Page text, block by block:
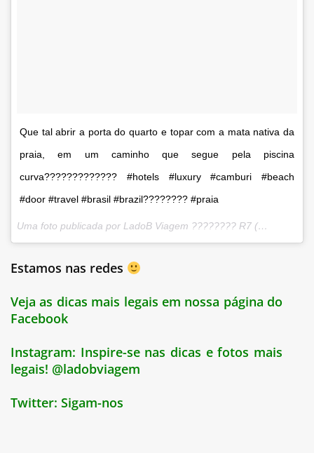
Que tal abrir a porta do quarto e topar com a mata nativa da
praia, em um caminho que segue pela piscina
curva????????????? #hotels #luxury #camburi #beach
#door #travel #brasil #brazil???????? #praia
Uma foto publicada por LadoB Viagem ???????? R7 (@ladobviagem) em
Estamos nas redes
Veja as dicas mais legais em nossa página do
Facebook
Instagram: Inspire-se nas dicas e fotos mais
legais! @ladobviagem
Twitter: Sigam-nos